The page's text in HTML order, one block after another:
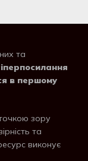
та
в першому
зору
та
виконує